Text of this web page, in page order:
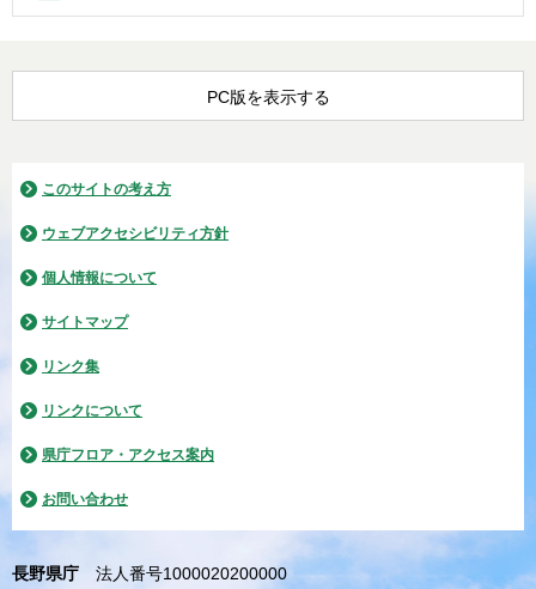
PC版を表示する
このサイトの考え方
ウェブアクセシビリティ方針
個人情報について
サイトマップ
リンク集
リンクについて
県庁フロア・アクセス案内
お問い合わせ
長野県庁 法人番号1000020200000